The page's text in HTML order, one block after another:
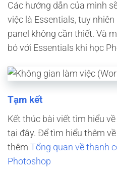
Các hướng dẫn của mình
việc là Essentials, tuy
panel không cần thiết. Và
bó với Essentials khi học
Tạm kết
Kết thúc bài viết tìm hiểu
tại đây. Để tìm hiểu thêm
thêm Tổng quan về thanh
Photoshop